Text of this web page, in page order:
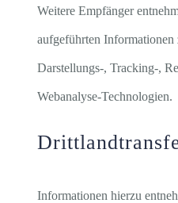
Weitere Empfänger
aufgeführten Informationen
Darstellungs-, Tracking-,
Webanalyse-Technologien.
Informationen hierzu